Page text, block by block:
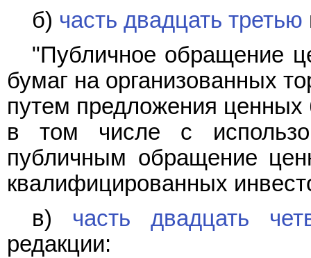
б) часть двадцать третью
"Публичное обращение
бумаг на организованных
путем предложения ценных
в том числе с
публичным обращение
квалифицированных
в) часть двадцать
редакции: